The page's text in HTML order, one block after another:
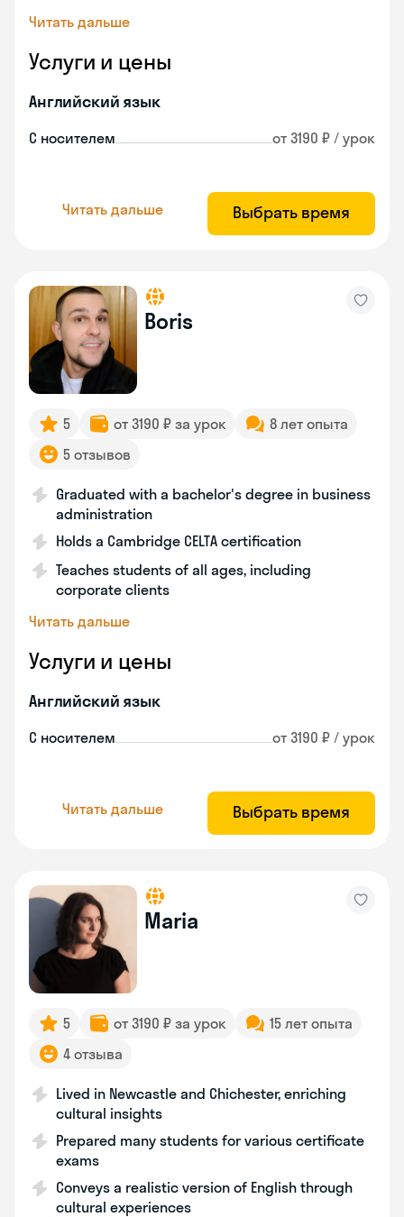
Читать дальше
Услуги и цены
Английский язык
С носителем от 3190 ₽ / урок
Читать дальше Выбрать время
Boris
5 от 3190 ₽ за урок
8 лет опыта
5 отзывов
Graduated with a bachelor's degree in business
administration
Holds a Cambridge CELTA certification
Teaches students of all ages, including
corporate clients
Читать дальше
Услуги и цены
Английский язык
С носителем от 3190 ₽ / урок
Читать дальше Выбрать время
Maria
5 от 3190 ₽ за урок
15 лет опыта
4 отзыва
Lived in Newcastle and Chichester, enriching
cultural insights
Prepared many students for various certificate
exams
Conveys a realistic version of English through
cultural experiences